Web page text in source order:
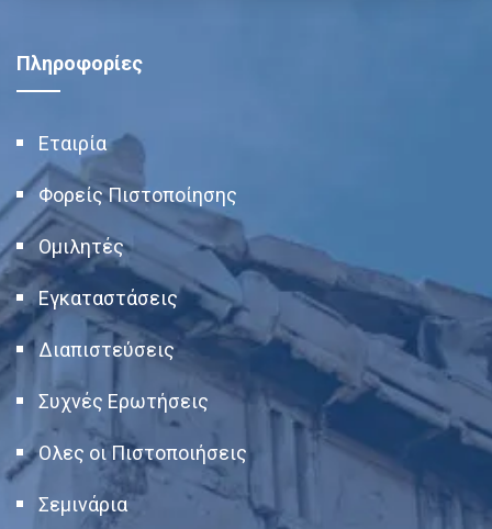
Πληροφορίες
Εταιρία
Φορείς Πιστοποίησης
Ομιλητές
Εγκαταστάσεις
Διαπιστεύσεις
Συχνές Ερωτήσεις
Ολες οι Πιστοποιήσεις
Σεμινάρια